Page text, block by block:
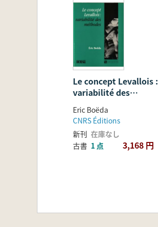
Le concept Levallois :
variabilité des
méthodes (ルヴァロ
アのコンセプト:技法の
多様性)
Eric Boëda
CNRS Éditions
新刊 在庫なし
古書 1 点 3,168 円